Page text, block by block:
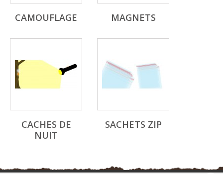
CAMOUFLAGE MAGNETS
CACHES DE
NUIT
SACHETS ZIP